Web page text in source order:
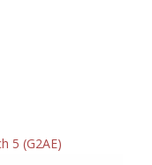
5 (G2AE)